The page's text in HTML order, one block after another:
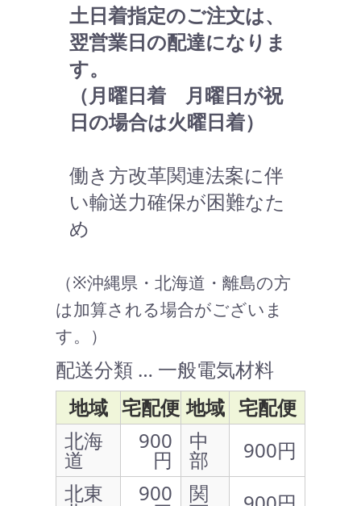
土日着指定のご注文は、
翌営業日の配達になりま
す。
（月曜日着 月曜日が祝
日の場合は火曜日着）
働き方改革関連法案に伴
い輸送力確保が困難なた
め
（※沖縄県・北海道・離島の方
は加算される場合がございま
す。）
配送分類 … 一般電気材料
地域 宅配便 地域 宅配便
北海
道
900
円
中
部
900円
北東
900 関